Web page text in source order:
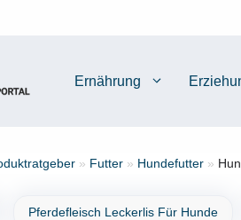
Ernährung
» Futter » Hundefutter »
Pferdefleisch Leckerlis Für Hunde